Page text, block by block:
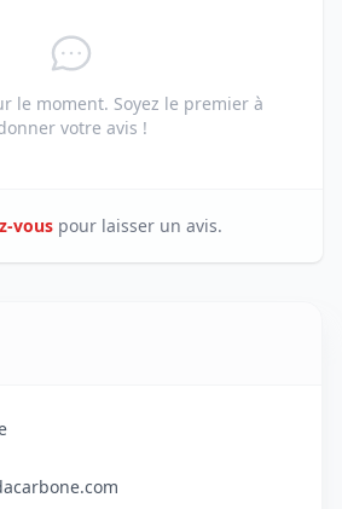
le moment. Soyez le premier à
votre avis !
vous pour laisser un avis.